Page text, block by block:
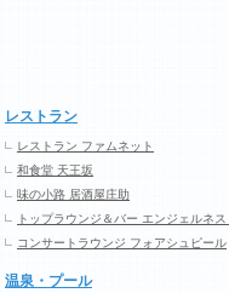
レストラン
レストラン ファムネット
和食堂 天王坂
味の小路 居酒屋庄助
トップラウンジ＆バー エンジェルネス
コンサートラウンジ フォアシュピール
温泉・プール